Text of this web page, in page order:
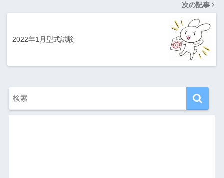
次の記事
2022年1月型式試験